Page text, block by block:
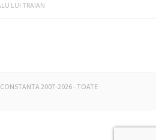
LUI TRAIAN
2007-2026 - TOATE